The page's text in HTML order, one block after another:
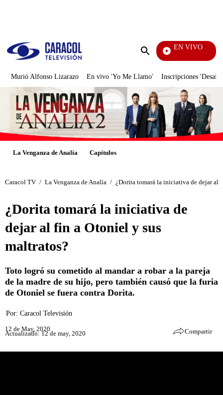
Enviar
EN VIVO
Yo Me Llamo
Murió Alfonso Lizarazo En vivo 'Yo Me Llamo' Inscripciones
La Venganza de Analía Capítulos
Caracol TV / La Venganza de Analía / ¿Dorita tomará la iniciativa de dejar al
¿Dorita tomará la iniciativa de
dejar al fin a Otoniel y sus
maltratos?
Toto logró su cometido al mandar a robar a la pareja
de la madre de su hijo, pero también causó que la furia
de Otoniel se fuera contra Dorita.
Por: Caracol Televisión
12 de May, 2020
Actualizado: 12 de may, 2020 Compartir